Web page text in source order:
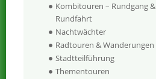
Kombitouren – Rundgang &
Rundfahrt
Nachtwächter
Radtouren & Wanderungen
Stadtteilführung
Thementouren